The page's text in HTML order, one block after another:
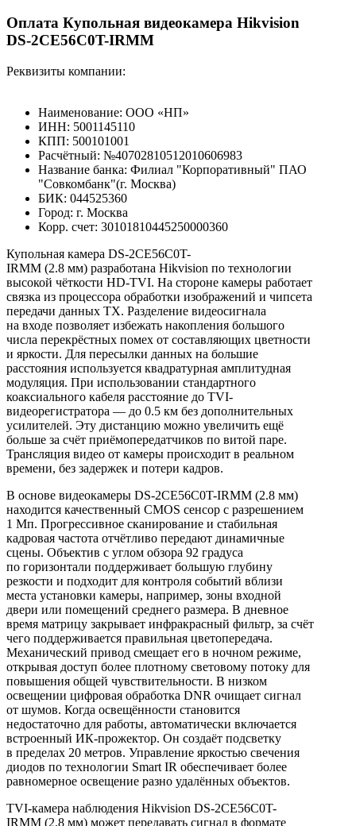
Оплата Купольная видеокамера Hikvision
DS-2CE56C0T-IRMM
Реквизиты компании:
Наименование: ООО «НП»
ИНН: 5001145110
КПП: 500101001
Расчётный: №40702810512010606983
Название банка: Филиал "Корпоративный" ПАО
"Совкомбанк"(г. Москва)
БИК: 044525360
Город: г. Москва
Корр. счет: 30101810445250000360
Купольная камера DS-2CE56C0T-
IRMM (2.8 мм) разработана Hikvision по технологии
высокой чёткости HD-TVI. На стороне камеры работает
связка из процессора обработки изображений и чипсета
передачи данных TX. Разделение видеосигнала
на входе позволяет избежать накопления большого
числа перекрёстных помех от составляющих цветности
и яркости. Для пересылки данных на большие
расстояния используется квадратурная амплитудная
модуляция. При использовании стандартного
коаксиального кабеля расстояние до TVI-
видеорегистратора — до 0.5 км без дополнительных
усилителей. Эту дистанцию можно увеличить ещё
больше за счёт приёмопередатчиков по витой паре.
Трансляция видео от камеры происходит в реальном
времени, без задержек и потери кадров.
В основе видеокамеры DS-2CE56C0T-IRMM (2.8 мм)
находится качественный CMOS сенсор с разрешением
1 Мп. Прогрессивное сканирование и стабильная
кадровая частота отчётливо передают динамичные
сцены. Объектив с углом обзора 92 градуса
по горизонтали поддерживает большую глубину
резкости и подходит для контроля событий вблизи
места установки камеры, например, зоны входной
двери или помещений среднего размера. В дневное
время матрицу закрывает инфракрасный фильтр, за счёт
чего поддерживается правильная цветопередача.
Механический привод смещает его в ночном режиме,
открывая доступ более плотному световому потоку для
повышения общей чувствительности. В низком
освещении цифровая обработка DNR очищает сигнал
от шумов. Когда освещённости становится
недостаточно для работы, автоматически включается
встроенный ИК-прожектор. Он создаёт подсветку
в пределах 20 метров. Управление яркостью свечения
диодов по технологии Smart IR обеспечивает более
равномерное освещение разно удалённых объектов.
TVI-камера наблюдения Hikvision DS-2CE56C0T-
IRMM (2.8 мм) может передавать сигнал в формате